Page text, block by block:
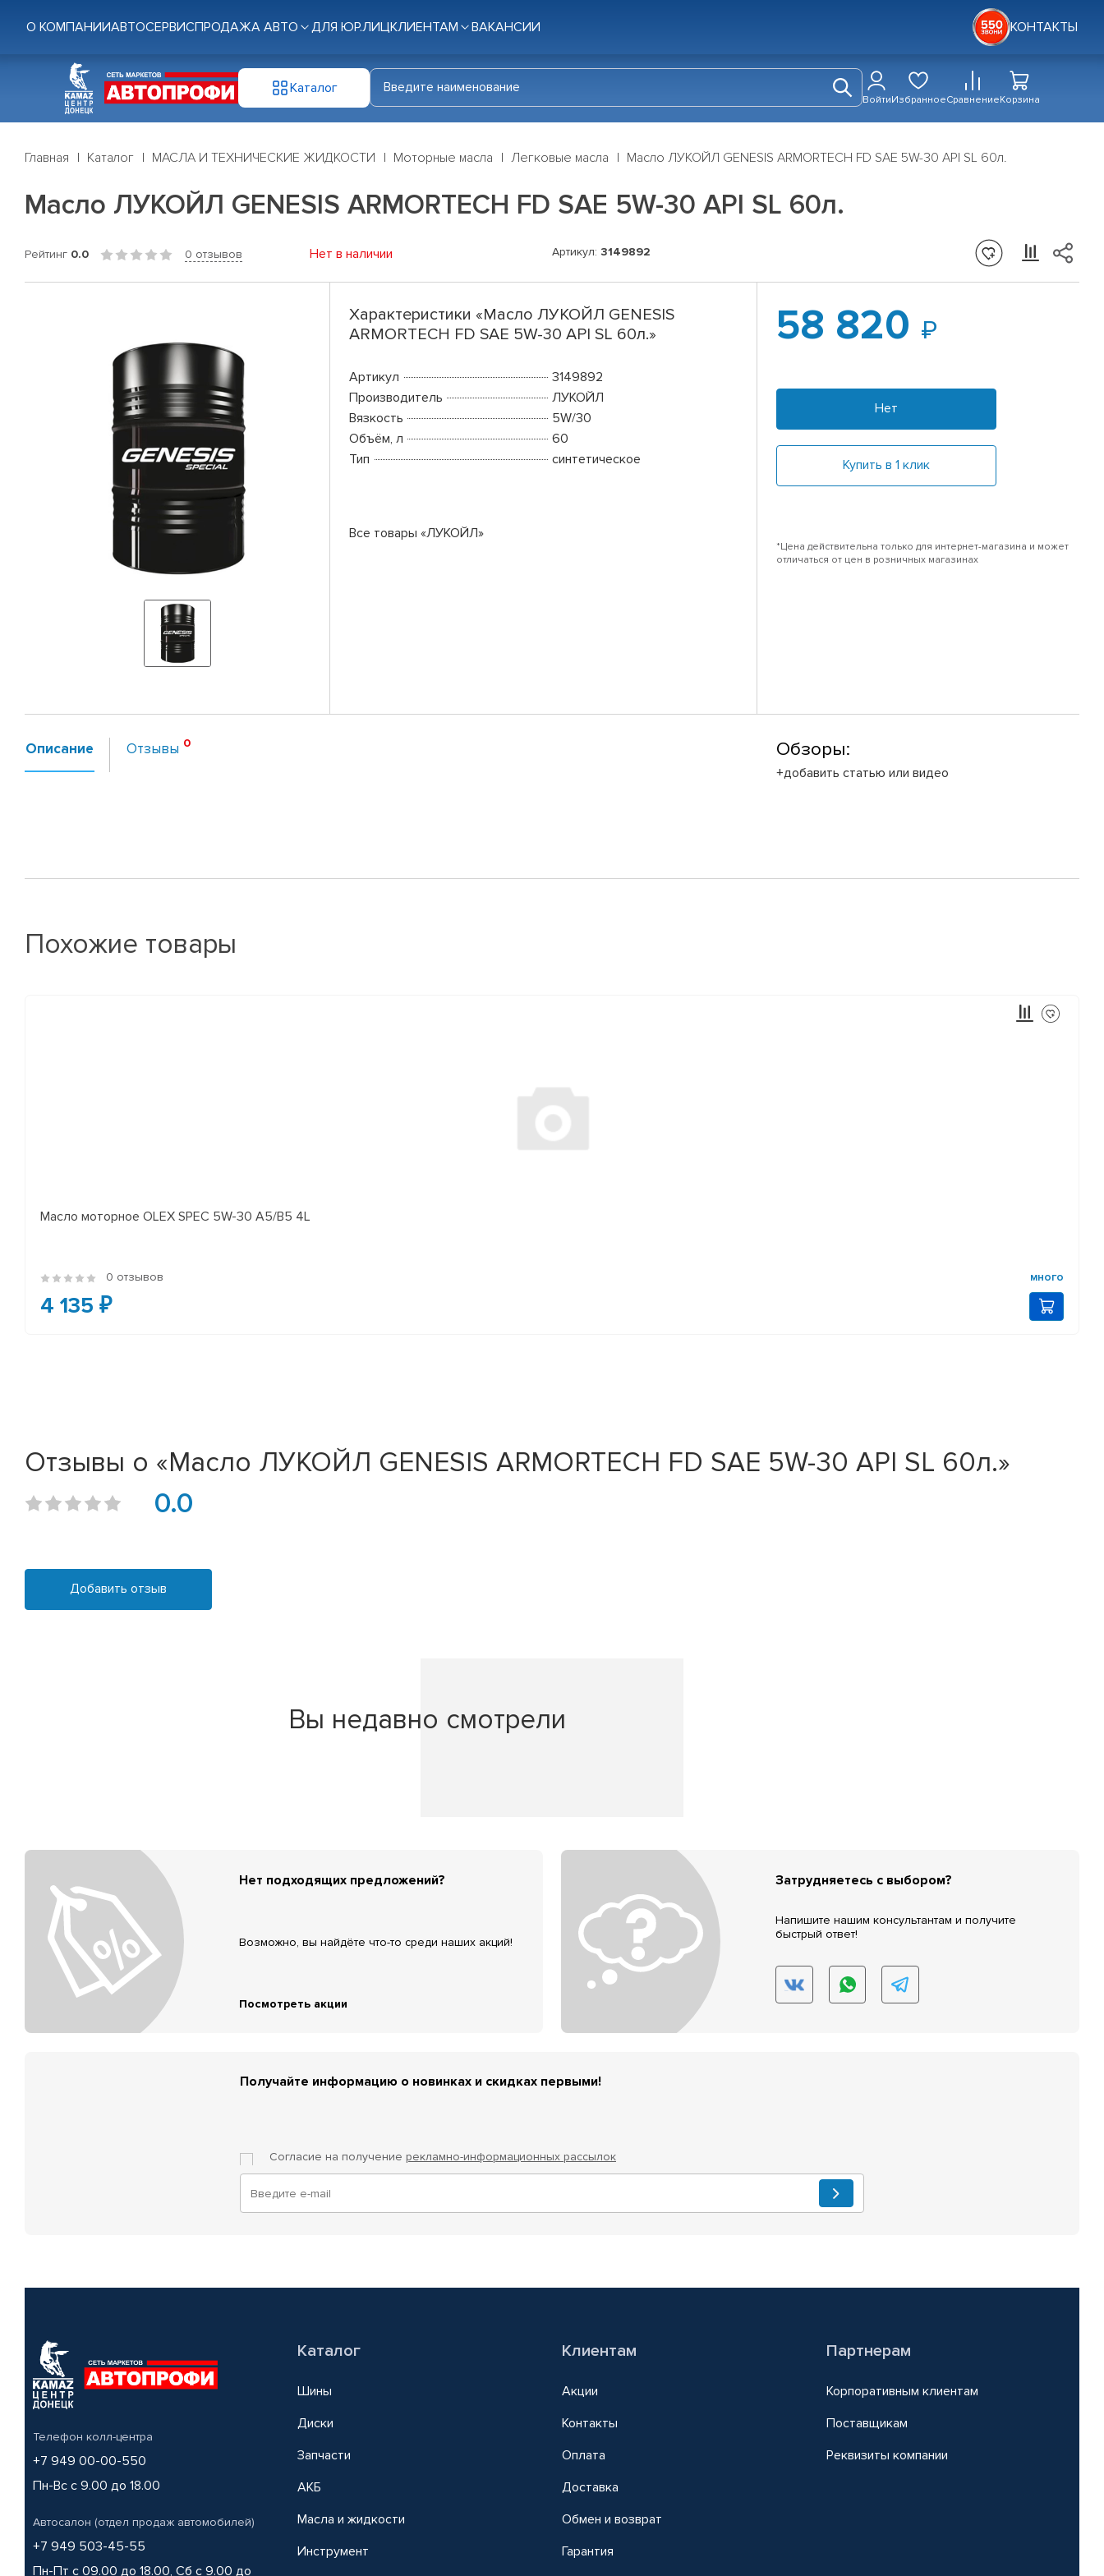
О КОМПАНИИАВТОСЕРВИСПРОДАЖА АВТО ДЛЯ ЮР.ЛИЦКЛИЕНТАМ ВАКАНСИИ КОНТАКТЫ
Каталог
ВойтиИзбранноеСравнениеКорзина
Главная Каталог МАСЛА И ТЕХНИЧЕСКИЕ ЖИДКОСТИ Моторные масла Легковые масла Масло ЛУКОЙЛ GENESIS ARMORTECH FD SAE 5W-30 API SL 60л.
Масло ЛУКОЙЛ GENESIS ARMORTECH FD SAE 5W-30 API SL 60л.
Рейтинг 0.0 0 отзывов Нет в наличии Артикул: 3149892
Характеристики «Масло ЛУКОЙЛ GENESIS
ARMORTECH FD SAE 5W-30 API SL 60л.»
Артикул
3149892
Производитель
ЛУКОЙЛ
Вязкость
5W/30
Объём, л
60
Тип
синтетическое
Все товары «ЛУКОЙЛ»
58 820
Нет
Купить в 1 клик
*Цена действительна только для интернет-магазина и может
отличаться от цен в розничных магазинах
Описание Отзывы Обзоры:
+добавить статью или видео
Похожие товары
Масло моторное OLEX SPEC 5W-30 A5/B5 4L
0 отзывов много
4 135 ₽
Отзывы о «Масло ЛУКОЙЛ GENESIS ARMORTECH FD SAE 5W-30 API SL 60л.»
0.0
Добавить отзыв
Вы недавно смотрели
Нет подходящих предложений?
Возможно, вы найдёте что-то среди наших акций!
Посмотреть акции
Затрудняетесь с выбором?
Напишите нашим консультантам и получите
быстрый ответ!
Получайте информацию о новинках и скидках первыми!
Согласие на получение рекламно-информационных рассылок
Телефон колл-центра
+7 949 00-00-550
Пн-Вс с 9.00 до 18.00
Автосалон (отдел продаж автомобилей)
+7 949 503-45-55
Пн-Пт с 09.00 до 18.00, Сб с 9.00 до
Каталог
Шины
Диски
Запчасти
АКБ
Масла и жидкости
Инструмент
Клиентам
Акции
Контакты
Оплата
Доставка
Обмен и возврат
Гарантия
Партнерам
Корпоративным клиентам
Поставщикам
Реквизиты компании